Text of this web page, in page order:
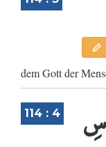
dem Gott der
114 : 4